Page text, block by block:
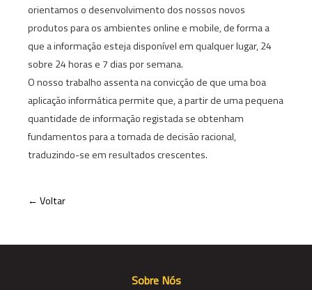
orientamos o desenvolvimento dos nossos novos
produtos para os ambientes online e mobile, de forma a
que a informação esteja disponível em qualquer lugar, 24
sobre 24 horas e 7 dias por semana.
O nosso trabalho assenta na convicção de que uma boa
aplicação informática permite que, a partir de uma pequena
quantidade de informação registada se obtenham
fundamentos para a tomada de decisão racional,
traduzindo-se em resultados crescentes.
← Voltar
Sobre Nós